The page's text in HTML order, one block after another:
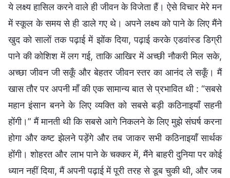
ये लक्ष्य हासिल करने वाले ही जीवन के विजेता हैं। ऐसे विचार मेरे मन
में स्कूल के समय से ही डाले गए थे। अपने लक्ष्य को पाने के लिए मैंने
खुद को सालों तक पढ़ाई में झोंक दिया, पढ़ाई करके एडवांस्ड डिग्री
पाने की कोशिश में लग गई, ताकि आखिर में अच्छी नौकरी मिल सके,
अच्छा जीवन जी सकूँ और बेहतर जीवन स्तर का आनंद ले सकूँ। मैं
खास तौर पर अपनी माँ की एक सामान्य बात से प्रभावित थी : “सबसे
महान इंसान बनने के लिए व्यक्ति को सबसे बड़ी कठिनाइयाँ सहनी
होंगी।” मैं मानती थी कि सबसे आगे निकलने के लिए मुझे संघर्ष करना
होगा और कष्ट झेलने पड़ेंगे और तब जाकर सभी कठिनाइयाँ सार्थक
होंगी। शोहरत और लाभ पाने के चक्कर में, मैंने बाहरी दुनिया पर कोई
ध्यान नहीं दिया, मैं अपनी पढ़ाई में पूरी तरह से डूब चुकी थी, और जब